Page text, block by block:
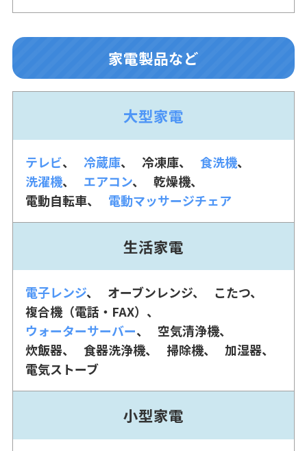
家電製品など
大型家電
テレビ 冷蔵庫 冷凍庫
食洗機
洗濯機
エアコン
乾燥機
電動自転車
電動マッサージチェア
生活家電
電子レンジ オーブンレンジ
こたつ
複合機（電話・FAX）
ウォーターサーバー
空気清浄機
炊飯器
食器洗浄機 掃除機
加湿器
電気ストーブ
小型家電